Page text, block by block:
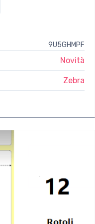
9U5GHMPF
Novità
Zebra